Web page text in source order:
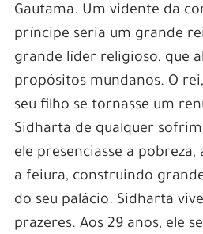
Gautama. Um vidente da
príncipe seria um grande
grande líder religioso, que
propósitos mundanos. O
seu filho se tornasse um
Sidharta de qualquer
ele presenciasse a
a feiura, construindo
do seu palácio. Sidharta
prazeres. Aos 29 anos, ele